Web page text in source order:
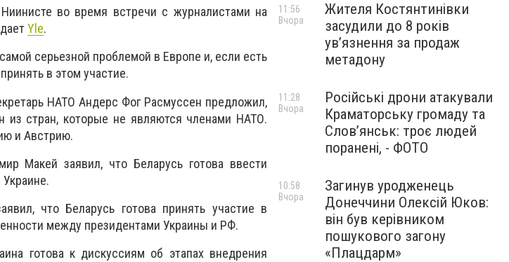
во время встречи с журналистами на
Yle.
серьезной проблемой в Европе и, если есть
в этом участие.
НАТО Андерс Фог Расмуссен предложил,
из стран, которые не являются членами НАТО.
и Австрию.
Макей заявил, что Беларусь готова ввести
что Беларусь готова принять участие в
между президентами Украины и РФ.
готова к дискуссиям об этапах внедрения
Жителя Костянтинівки
засудили до 8 років
ув’язнення за продаж
метадону
11:56
Вчора
Російські дрони атакували
Краматорську громаду та
Слов’янськ: троє людей
поранені, - ФОТО
11:28
Вчора
Загинув уродженець
Донеччини Олексій Юков:
він був керівником
пошукового загону
«Плацдарм»
10:58
Вчора